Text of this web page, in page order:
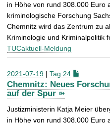
in Höhe von rund 308.000 Euro
kriminologische Forschung
Chemnitz wird das Zentrum zu
Kriminologie und Kriminalpolitik
TUCaktuell-Meldung
2021-07-19 | Tag 24
Chemnitz: Neues
auf der Spur
Justizministerin Katja Meier
in Höhe von rund 308.000 Euro